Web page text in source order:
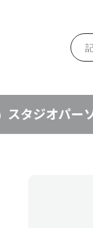
スタジオパー